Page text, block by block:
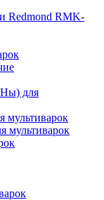
Redmond RMK-
для
мультиварок
мультиварок